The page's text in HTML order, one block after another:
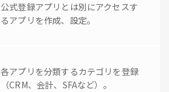
公式登録アプリとは別にアクセスす
るアプリを作成、設定。
各アプリを分類するカテゴリを登録
（CRM、会計、SFAなど）。